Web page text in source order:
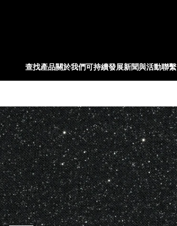
查找產品關於我們可持續發展新聞與活動聯繫